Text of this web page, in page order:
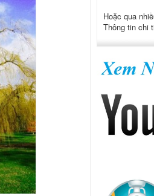
Hoặc qua
Thông tin chi